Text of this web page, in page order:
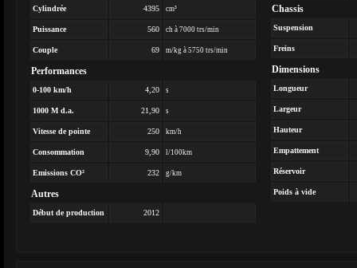
Cylindrée 4395 cm³
Puissance 560 ch à 7000 trs/min
Couple 69 m/kg à 5750 trs/min
Performances
0-100 km/h 4,20 s
1000 M d.a. 21,90 s
Vitesse de pointe 250 km/h
Consommation 9,90 l/100km
Emissions CO² 232 g/km
Autres
Début de production 2012
Chassis
Suspension
Freins
Dimensions
Longueur
Largeur
Hauteur
Empattement
Réservoir
Poids à vide